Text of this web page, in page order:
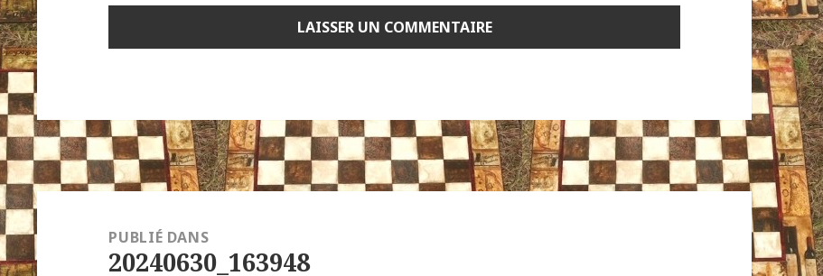
Navigation
de
l’article
PUBLIÉ DANS
20240630_163948